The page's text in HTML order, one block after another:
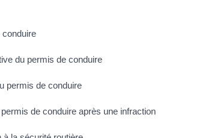
conduire
du permis de conduire
permis de conduire
de conduire après une infraction